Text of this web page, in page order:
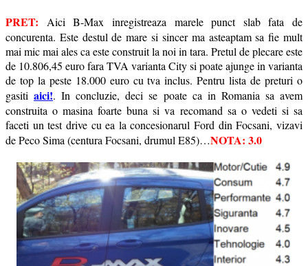
PRET: Aici B-Max inregistreaza marele punct slab fata de
concurenta. Este destul de mare si sincer ma asteaptam sa fie mult
mai mic mai ales ca este construit la noi in tara. Pretul de plecare este
de 10.806,45 euro fara TVA varianta City si poate ajunge in varianta
de top la peste 18.000 euro cu tva inclus. Pentru lista de preturi o
gasitiaici!. In concluzie, deci se poate ca in Romania sa avem
construita o masina foarte buna si va recomand sa o vedeti si sa
faceti un test drive cu ea la concesionarul Ford din Focsani, vizavi
de Peco Sima (centura Focsani, drumul E85)…NOTA: 3.0